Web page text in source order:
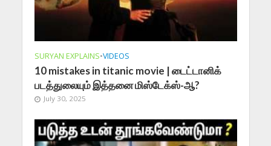
SURYAN EXPLAINS•VIDEOS
10 mistakes in titanic movie | டைட்டானிக்
படத்துலையும் இத்தனை மிஸ்டேக்ஸ்-ஆ?
July 30, 2025